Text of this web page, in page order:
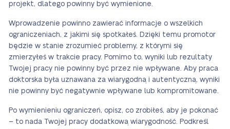
projekt, dlatego powinny być wymienione.
Wprowadzenie powinno zawierać informacje o wszelkich
ograniczeniach, z jakimi się spotkałeś. Dzięki temu promotor
będzie w stanie zrozumieć problemy, z którymi się
zmierzyłeś w trakcie pracy. Pomimo to, wyniki lub rezultaty
Twojej pracy nie powinny być przez nie wpływane. Aby praca
doktorska była uznawana za wiarygodną i autentyczną, wyniki
nie powinny być negatywnie wpływane lub kompromitowane.
Po wymienieniu ograniczeń, opisz, co zrobiłeś, aby je pokonać
– to nada Twojej pracy dodatkową wiarygodność. Podkreśl